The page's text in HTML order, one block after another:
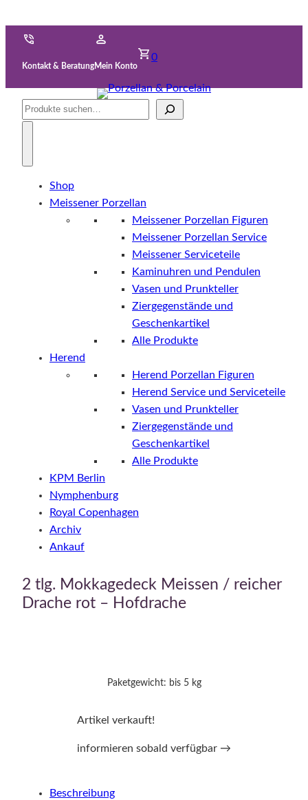
Kontakt & BeratungMein Konto
0
Suche
Shop
Meissener Porzellan
Meissener Porzellan Figuren
Meissener Porzellan Service
Meissener Serviceteile
Kaminuhren und Pendulen
Vasen und Prunkteller
Ziergegenstände und
Geschenkartikel
Alle Produkte
Herend
Herend Porzellan Figuren
Herend Service und Serviceteile
Vasen und Prunkteller
Ziergegenstände und
Geschenkartikel
Alle Produkte
KPM Berlin
Nymphenburg
Royal Copenhagen
Archiv
Ankauf
2 tlg. Mokkagedeck Meissen / reicher
Drache rot – Hofdrache
Paketgewicht: bis 5 kg
Artikel verkauft!
informieren sobald verfügbar →
Beschreibung